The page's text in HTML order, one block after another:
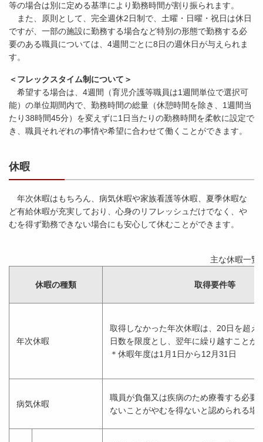
等の場合は別に定める基準により勤務時間が割り振られます。
また、原則として、完全週休2日制で、土曜・日曜・祝日は休日
ですが、一部の施設に勤務する場合など特別の形態で勤務する必
要のある職員については、4週間ごとに8日の週休日が与えられま
す。
＜フレックスタイム制について＞
希望する場合は、4週間（育児介護等職員は1週間単位で選択可
能）の単位期間内で、勤務時間の総量（休憩時間を除き、1週間当
たり38時間45分）を変えずに1日当たりの勤務時間を柔軟に設定で
き、職員それぞれの事情や希望に合わせて働くことができます。
休暇
年次休暇はもちろん、病気休暇や家族看護等休暇、夏季休暇な
ど有給休暇が充実しており、心身のリフレッシュだけでなく、や
むを得ず勤務できない場合にも安心して休むことができます。
主な休暇一覧
休暇の種類 取得要件等
年次休暇
取得しなかった年次休暇は、20日を超え
日数を限度とし、翌年に繰り越すこと
＊休暇年度は1月1日から12月31日
病気休暇
職員が負傷又は疾病のため療養する必要
ないことがやむを得ないと認められる場